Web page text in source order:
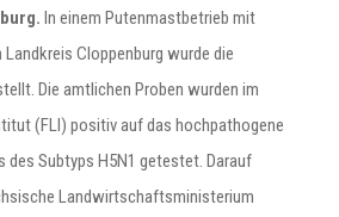
In einem Putenmastbetrieb mit
Landkreis Cloppenburg wurde die
Die amtlichen Proben wurden im
(FLI) positiv auf das hochpathogene
des Subtyps H5N1 getestet. Darauf
Landwirtschaftsministerium